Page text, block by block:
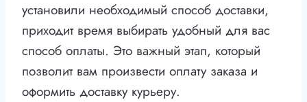
установили необходимый способ доставки,
приходит время выбирать удобный для вас
способ оплаты. Это важный этап, который
позволит вам произвести оплату заказа и
оформить доставку курьеру.